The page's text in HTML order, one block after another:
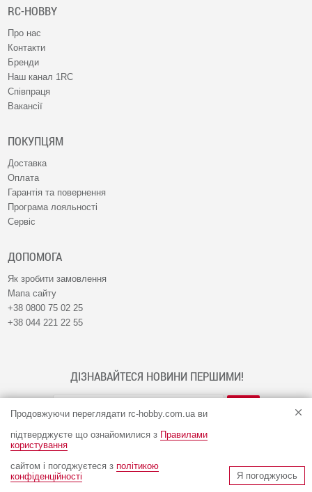
Продовжуючи переглядати rc-hobby.com.ua ви
підтверджуєте що ознайомилися з Правилами
користування
сайтом і погоджуєтеся з політикою
конфіденційності
Я погоджуюсь
RC-HOBBY
Про нас
Контакти
Бренди
Наш канал 1RC
Співпраця
Вакансії
ПОКУПЦЯМ
Доставка
Оплата
Гарантія та повернення
Програма лояльності
Сервіс
ДОПОМОГА
Як зробити замовлення
Мапа сайту
+38 0800 75 02 25
+38 044 221 22 55
ДІЗНАВАЙТЕСЯ НОВИНИ ПЕРШИМИ!
© Інтернет-магазин RC-HOBBY 2009 - 2026